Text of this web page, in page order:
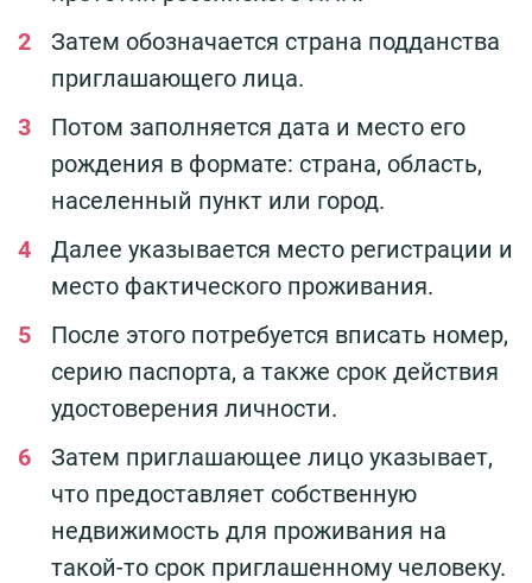
Затем обозначается страна подданства
приглашающего лица.
Потом заполняется дата и место его
рождения в формате: страна, область,
населенный пункт или город.
Далее указывается место регистрации и
место фактического проживания.
После этого потребуется вписать номер,
серию паспорта, а также срок действия
удостоверения личности.
Затем приглашающее лицо указывает,
что предоставляет собственную
недвижимость для проживания на
такой-то срок приглашенному человеку.